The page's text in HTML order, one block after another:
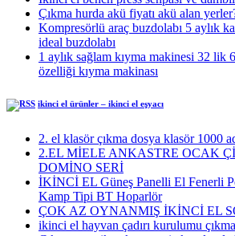
Çıkma hurda akü fiyatı akü alan
Kompresörlü araç buzdolabı 5 aylık
ideal buzdolabı
1 aylık sağlam kıyma makinesi 32 lik
özelliği kıyma makinası
ikinci el ürünler – ikinci el eşyacı
2. el klasör çıkma dosya klasör 1000
2.EL MİELE ANKASTRE OCAK
DOMİNO SERİ
İKİNCİ EL Güneş Panelli El Fenerli
Kamp Tipi BT Hoparlör
ÇOK AZ OYNANMIŞ İKİNCİ EL
ikinci el hayvan çadırı kurulumu